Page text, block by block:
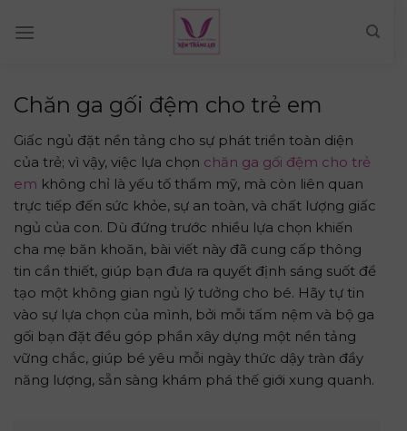
Chăn ga gối đệm cho trẻ em
Giấc ngủ đặt nền tảng cho sự phát triển toàn diện
của trẻ; vì vậy, việc lựa chọn chăn ga gối đệm cho trẻ
em không chỉ là yếu tố thẩm mỹ, mà còn liên quan
trực tiếp đến sức khỏe, sự an toàn, và chất lượng giấc
ngủ của con. Dù đứng trước nhiều lựa chọn khiến
cha mẹ băn khoăn, bài viết này đã cung cấp thông
tin cần thiết, giúp bạn đưa ra quyết định sáng suốt để
tạo một không gian ngủ lý tưởng cho bé. Hãy tự tin
vào sự lựa chọn của mình, bởi mỗi tấm nệm và bộ ga
gối bạn đặt đều góp phần xây dựng một nền tảng
vững chắc, giúp bé yêu mỗi ngày thức dậy tràn đầy
năng lượng, sẵn sàng khám phá thế giới xung quanh.